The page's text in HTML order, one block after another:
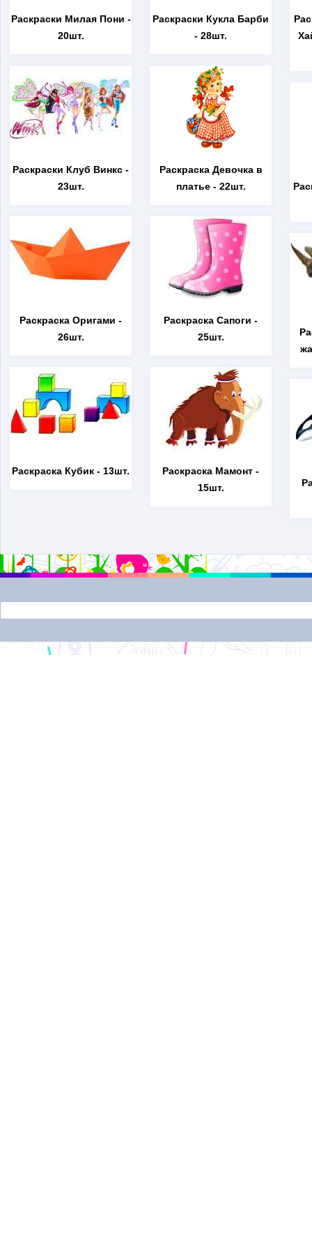
Раскраски Милая Пони -
20шт.
Раскраски Клуб Винкс -
23шт.
Раскраска Оригами -
26шт.
Раскраска Кубик - 13шт.
Раскраски Кукла Барби
- 28шт.
Раскраска Девочка в
платье- 22шт.
Раскраска Сапоги -
25шт.
Раскраска Мамонт -
15шт.